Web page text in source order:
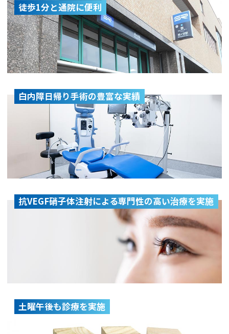
徒歩1分と通院に便利
白内障日帰り手術の豊富な実績
抗VEGF硝子体注射による専門性の高い治療を実施
土曜午後も診療を実施